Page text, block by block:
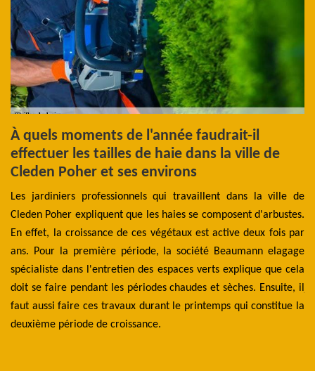
À quels moments de l'année faudrait-il
effectuer les tailles de haie dans la ville de
Cleden Poher et ses environs
Les jardiniers professionnels qui travaillent dans la ville de
Cleden Poher expliquent que les haies se composent d'arbustes.
En effet, la croissance de ces végétaux est active deux fois par
ans. Pour la première période, la société Beaumann elagage
spécialiste dans l'entretien des espaces verts explique que cela
doit se faire pendant les périodes chaudes et sèches. Ensuite, il
faut aussi faire ces travaux durant le printemps qui constitue la
deuxième période de croissance.